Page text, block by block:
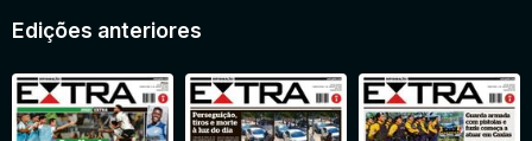
Edições anteriores